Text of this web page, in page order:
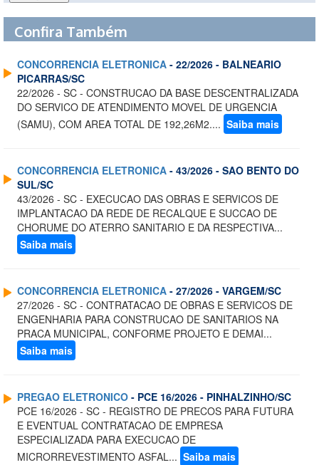
Confira Também
CONCORRENCIA ELETRONICA - 22/2026 - BALNEARIO
PICARRAS/SC
22/2026 - SC - CONSTRUCAO DA BASE DESCENTRALIZADA
DO SERVICO DE ATENDIMENTO MOVEL DE URGENCIA
(SAMU), COM AREA TOTAL DE 192,26M2.... Saiba mais
CONCORRENCIA ELETRONICA - 43/2026 - SAO BENTO DO
SUL/SC
43/2026 - SC - EXECUCAO DAS OBRAS E SERVICOS DE
IMPLANTACAO DA REDE DE RECALQUE E SUCCAO DE
CHORUME DO ATERRO SANITARIO E DA RESPECTIVA...
Saiba mais
CONCORRENCIA ELETRONICA - 27/2026 - VARGEM/SC
27/2026 - SC - CONTRATACAO DE OBRAS E SERVICOS DE
ENGENHARIA PARA CONSTRUCAO DE SANITARIOS NA
PRACA MUNICIPAL, CONFORME PROJETO E DEMAI...
Saiba mais
PREGAO ELETRONICO - PCE 16/2026 - PINHALZINHO/SC
PCE 16/2026 - SC - REGISTRO DE PRECOS PARA FUTURA
E EVENTUAL CONTRATACAO DE EMPRESA
ESPECIALIZADA PARA EXECUCAO DE
MICRORREVESTIMENTO ASFAL... Saiba mais